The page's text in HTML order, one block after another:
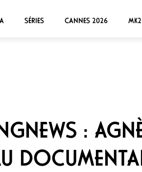
SÉRIES CANNES 2026
: